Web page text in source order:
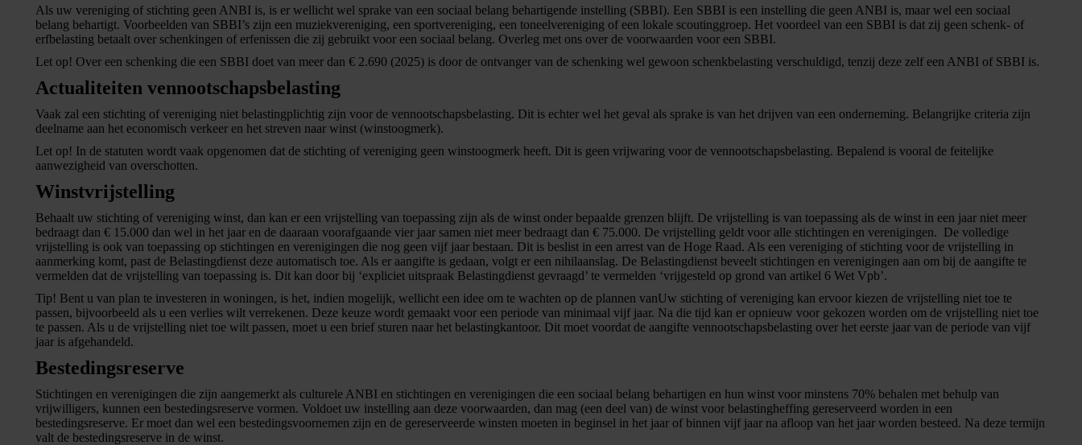
Als uw vereniging of stichting geen ANBI is, is er wellicht wel sprake van een sociaal belang behartigende instelling (SBBI). Een SBBI is een instelling die geen ANBI is, maar wel een sociaal
belang behartigt. Voorbeelden van SBBI’s zijn een muziekvereniging, een sportvereniging, een toneelvereniging of een lokale scoutinggroep. Het voordeel van een SBBI is dat zij geen schenk- of
erfbelasting betaalt over schenkingen of erfenissen die zij gebruikt voor een sociaal belang. Overleg met ons over de voorwaarden voor een SBBI.
Let op! Over een schenking die een SBBI doet van meer dan € 2.690 (2025) is door de ontvanger van de schenking wel gewoon schenkbelasting verschuldigd, tenzij deze zelf een ANBI of SBBI is.
Actualiteiten vennootschapsbelasting
Vaak zal een stichting of vereniging niet belastingplichtig zijn voor de vennootschapsbelasting. Dit is echter wel het geval als sprake is van het drijven van een onderneming. Belangrijke criteria zijn
deelname aan het economisch verkeer en het streven naar winst (winstoogmerk).
Let op! In de statuten wordt vaak opgenomen dat de stichting of vereniging geen winstoogmerk heeft. Dit is geen vrijwaring voor de vennootschapsbelasting. Bepalend is vooral de feitelijke
aanwezigheid van overschotten.
Winstvrijstelling
Behaalt uw stichting of vereniging winst, dan kan er een vrijstelling van toepassing zijn als de winst onder bepaalde grenzen blijft. De vrijstelling is van toepassing als de winst in een jaar niet meer
bedraagt dan € 15.000 dan wel in het jaar en de daaraan voorafgaande vier jaar samen niet meer bedraagt dan € 75.000. De vrijstelling geldt voor alle stichtingen en verenigingen. De volledige
vrijstelling is ook van toepassing op stichtingen en verenigingen die nog geen vijf jaar bestaan. Dit is beslist in een arrest van de Hoge Raad. Als een vereniging of stichting voor de vrijstelling in
aanmerking komt, past de Belastingdienst deze automatisch toe. Als er aangifte is gedaan, volgt er een nihilaanslag. De Belastingdienst beveelt stichtingen en verenigingen aan om bij de aangifte te
vermelden dat de vrijstelling van toepassing is. Dit kan door bij ‘expliciet uitspraak Belastingdienst gevraagd’ te vermelden ‘vrijgesteld op grond van artikel 6 Wet Vpb’.
Tip! Bent u van plan te investeren in woningen, is het, indien mogelijk, wellicht een idee om te wachten op de plannen vanUw stichting of vereniging kan ervoor kiezen de vrijstelling niet toe te
passen, bijvoorbeeld als u een verlies wilt verrekenen. Deze keuze wordt gemaakt voor een periode van minimaal vijf jaar. Na die tijd kan er opnieuw voor gekozen worden om de vrijstelling niet toe
te passen. Als u de vrijstelling niet toe wilt passen, moet u een brief sturen naar het belastingkantoor. Dit moet voordat de aangifte vennootschapsbelasting over het eerste jaar van de periode van vijf
jaar is afgehandeld.
Bestedingsreserve
Stichtingen en verenigingen die zijn aangemerkt als culturele ANBI en stichtingen en verenigingen die een sociaal belang behartigen en hun winst voor minstens 70% behalen met behulp van
vrijwilligers, kunnen een bestedingsreserve vormen. Voldoet uw instelling aan deze voorwaarden, dan mag (een deel van) de winst voor belastingheffing gereserveerd worden in een
bestedingsreserve. Er moet dan wel een bestedingsvoornemen zijn en de gereserveerde winsten moeten in beginsel in het jaar of binnen vijf jaar na afloop van het jaar worden besteed. Na deze termijn
valt de bestedingsreserve in de winst.